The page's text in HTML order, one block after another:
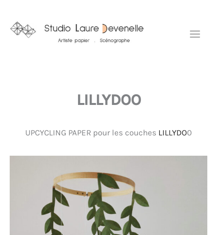
contenu
LILLYDOO
UPCYCLING PAPER pour les couches LILLYDO0